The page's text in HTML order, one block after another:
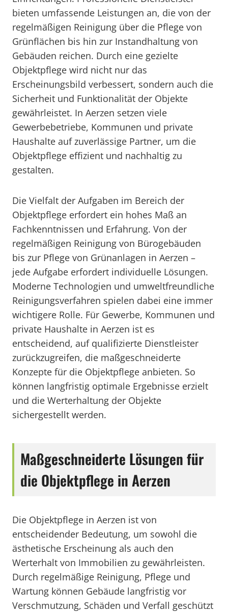
bieten umfassende Leistungen an, die von der
regelmäßigen Reinigung über die Pflege von
Grünflächen bis hin zur Instandhaltung von
Gebäuden reichen. Durch eine gezielte
Objektpflege wird nicht nur das
Erscheinungsbild verbessert, sondern auch die
Sicherheit und Funktionalität der Objekte
gewährleistet. In Aerzen setzen viele
Gewerbebetriebe, Kommunen und private
Haushalte auf zuverlässige Partner, um die
Objektpflege effizient und nachhaltig zu
gestalten.
Die Vielfalt der Aufgaben im Bereich der
Objektpflege erfordert ein hohes Maß an
Fachkenntnissen und Erfahrung. Von der
regelmäßigen Reinigung von Bürogebäuden
bis zur Pflege von Grünanlagen in Aerzen –
jede Aufgabe erfordert individuelle Lösungen.
Moderne Technologien und umweltfreundliche
Reinigungsverfahren spielen dabei eine immer
wichtigere Rolle. Für Gewerbe, Kommunen und
private Haushalte in Aerzen ist es
entscheidend, auf qualifizierte Dienstleister
zurückzugreifen, die maßgeschneiderte
Konzepte für die Objektpflege anbieten. So
können langfristig optimale Ergebnisse erzielt
und die Werterhaltung der Objekte
sichergestellt werden.
Maßgeschneiderte Lösungen für
die Objektpflege in Aerzen
Die Objektpflege in Aerzen ist von
entscheidender Bedeutung, um sowohl die
ästhetische Erscheinung als auch den
Werterhalt von Immobilien zu gewährleisten.
Durch regelmäßige Reinigung, Pflege und
Wartung können Gebäude langfristig vor
Verschmutzung, Schäden und Verfall geschützt